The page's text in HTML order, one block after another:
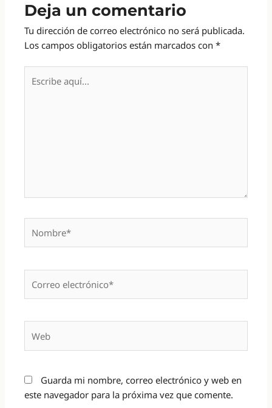
Deja un comentario
Tu dirección de correo electrónico no será publicada.
Los campos obligatorios están marcados con*
aquí...
electrónico*
Guarda mi nombre, correo electrónico y web en
este navegador para la próxima vez que comente.